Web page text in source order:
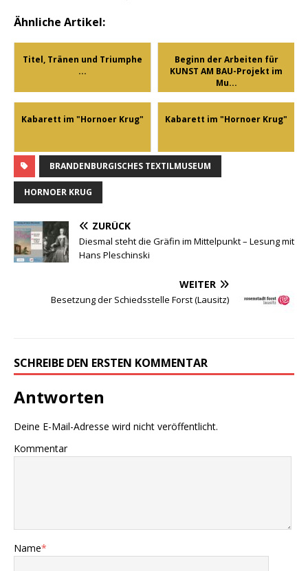
Ähnliche Artikel:
Titel, Tränen und Triumphe
...
Beginn der Arbeiten für
KUNST AM BAU-Projekt im
Mu...
Kabarett im "Hornoer Krug" Kabarett im "Hornoer Krug"
BRANDENBURGISCHES TEXTILMUSEUM
HORNOER KRUG
ZURÜCK
Diesmal steht die Gräfin im Mittelpunkt – Lesung mit
Hans Pleschinski
WEITER
Besetzung der Schiedsstelle Forst (Lausitz)
SCHREIBE DEN ERSTEN KOMMENTAR
Antworten
Deine E-Mail-Adresse wird nicht veröffentlicht.
Kommentar
Name*